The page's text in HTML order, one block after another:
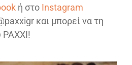
ή στο Instagram
και μπορεί να τη